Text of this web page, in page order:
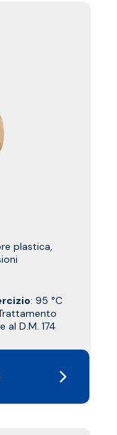
plastica,
: 95 °C
al D.M. 174